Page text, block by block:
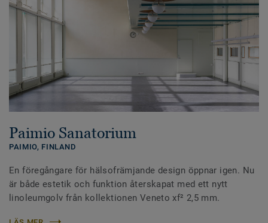
Paimio Sanatorium
PAIMIO, FINLAND
En föregångare för hälsofrämjande design öppnar igen. Nu
är både estetik och funktion återskapat med ett nytt
linoleumgolv från kollektionen Veneto xf² 2,5 mm.